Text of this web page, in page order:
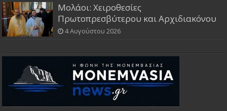
Μολάοι: Χειροθεσίες
Πρωτοπρεσβύτερου και Αρχιδιακόνου
4 Αυγούστου 2026